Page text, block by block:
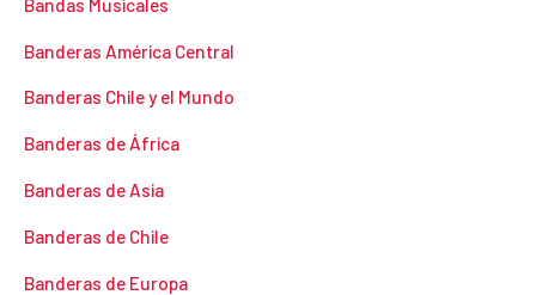
Banderas América Central
Banderas Chile y el Mundo
Banderas de África
Banderas de Asia
Banderas de Chile
Banderas de Europa